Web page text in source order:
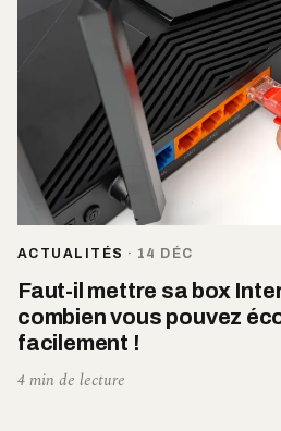
ACTUALITÉS · 14 DÉC
Faut-il mettre sa box
combien vous pouvez
facilement !
4 min de lecture